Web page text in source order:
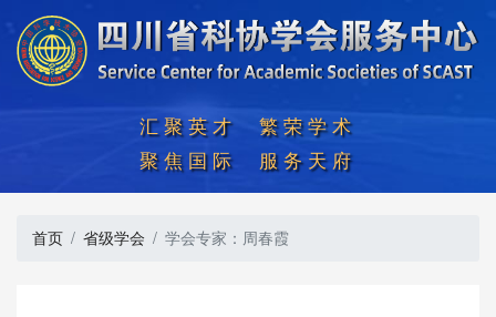
汇聚英才  繁荣学术
聚焦国际  服务天府
首页 省级学会 学会专家：周春霞